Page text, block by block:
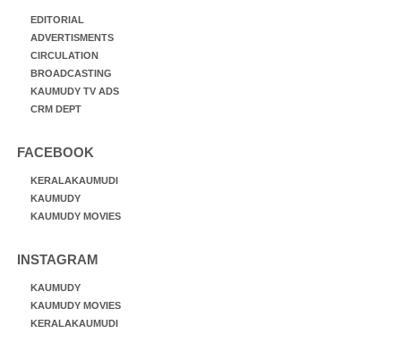
EDITORIAL
ADVERTISMENTS
CIRCULATION
BROADCASTING
KAUMUDY TV ADS
CRM DEPT
FACEBOOK
KERALAKAUMUDI
KAUMUDY
KAUMUDY MOVIES
INSTAGRAM
KAUMUDY
KAUMUDY MOVIES
KERALAKAUMUDI